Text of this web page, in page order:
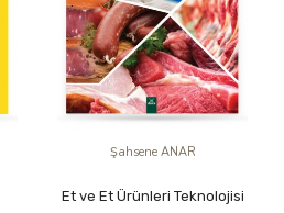
Şahsene ANAR
Et ve Et Ürünleri Teknolojisi